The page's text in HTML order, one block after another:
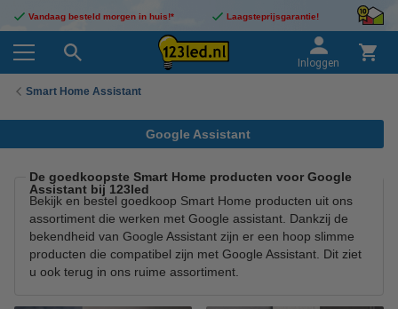
Vandaag besteld morgen in huis!* Laagsteprijsgarantie!
Inloggen
Smart Home Assistant
Google Assistant
De goedkoopste Smart Home producten voor Google
Assistant bij 123led
Bekijk en bestel goedkoop Smart Home producten uit ons
assortiment die werken met Google assistant. Dankzij de
bekendheid van Google Assistant zijn er een hoop slimme
producten die compatibel zijn met Google Assistant. Dit ziet
u ook terug in ons ruime assortiment.